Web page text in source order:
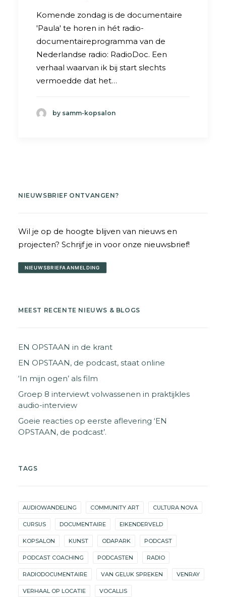
Komende zondag is de documentaire
'Paula' te horen in hét radio-
documentaireprogramma van de
Nederlandse radio: RadioDoc. Een
verhaal waarvan ik bij start slechts
vermoedde dat het…
by samm-kopsalon
NIEUWSBRIEF ONTVANGEN?
Wil je op de hoogte blijven van nieuws en
projecten? Schrijf je in voor onze nieuwsbrief!
NIEUWSBRIEFAANMELDING
MEEST RECENTE NIEUWS & BLOGS
EN OPSTAAN in de krant
EN OPSTAAN, de podcast, staat online
‘In mijn ogen’ als film
Groep 8 interviewt volwassenen in praktijkles
audio-interview
Goeie reacties op eerste aflevering ‘EN
OPSTAAN, de podcast’.
TAGS
AUDIOWANDELING COMMUNITY ART CULTURA NOVA
CURSUS DOCUMENTAIRE EIKENDERVELD
KOPSALON KUNST ODAPARK PODCAST
PODCAST COACHING PODCASTEN RADIO
RADIODOCUMENTAIRE VAN GELUK SPREKEN VENRAY
VERHAAL OP LOCATIE VOCALLIS